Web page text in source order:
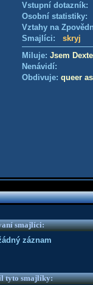
Vstupní
Osobní
Vztahy na
Smajlíci: skryj
Miluje: Jsem
Nenávidí:
Obdivuje: queer
smajlíci:
záznam
tyto smajlíky: